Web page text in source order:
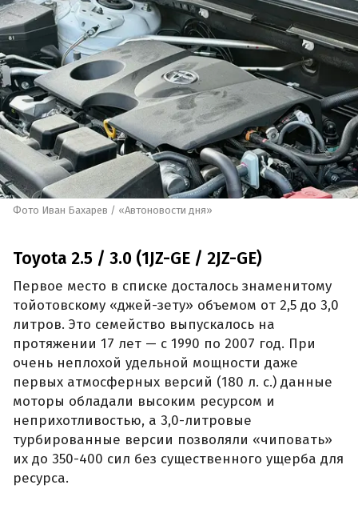
Фото Иван Бахарев / «Автоновости дня»
Toyota 2.5 / 3.0 (1JZ-GE / 2JZ-GE)
Первое место в списке досталось знаменитому
тойотовскому «джей-зету» объемом от 2,5 до 3,0
литров. Это семейство выпускалось на
протяжении 17 лет — с 1990 по 2007 год. При
очень неплохой удельной мощности даже
первых атмосферных версий (180 л. с.) данные
моторы обладали высоким ресурсом и
неприхотливостью, а 3,0-литровые
турбированные версии позволяли «чиповать»
их до 350-400 сил без существенного ущерба для
ресурса.